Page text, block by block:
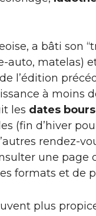
a bâti son
auto, matelas)
l’édition
à moins
les dates
(fin d’hiver
rendez-
une page
formats et de
plus